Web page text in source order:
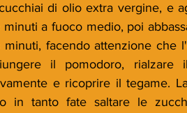
di olio extra vergine, e
minuti a fuoco medio, poi
minuti, facendo attenzione che
il pomodoro,
e ricoprire il tegame.
in tanto fate saltare le